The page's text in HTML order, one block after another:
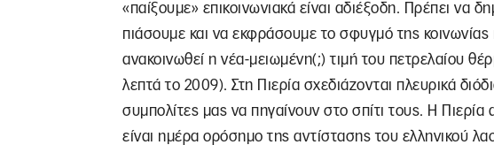
«παίξουμε» επικοινωνιακά είναι αδιέξοδη. Πρέπει να
πιάσουμε και να εκφράσουμε το σφυγμό της
ανακοινωθεί η νέα-μειωμένη(;) τιμή του πετρελαίου
λεπτά το 2009). Στη Πιερία σχεδιάζονται πλευρικά
συμπολίτες μας να πηγαίνουν στο σπίτι τους. Η
είναι ημέρα ορόσημο της αντίστασης του ελληνικού